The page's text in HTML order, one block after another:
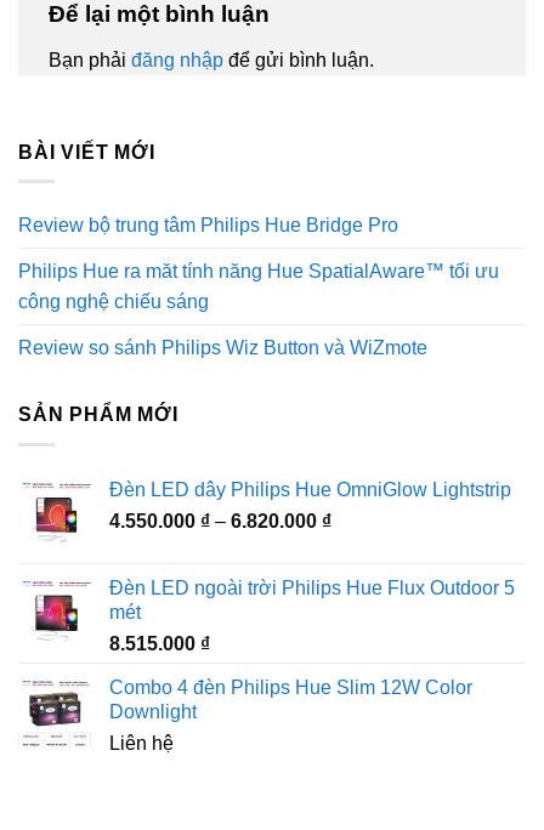
Để lại một bình luận
Bạn phải đăng nhập để gửi bình luận.
BÀI VIẾT MỚI
Review bộ trung tâm Philips Hue Bridge Pro
Philips Hue ra măt tính năng Hue SpatialAware™ tối ưu
công nghệ chiếu sáng
Review so sánh Philips Wiz Button và WiZmote
SẢN PHẨM MỚI
Đèn LED dây Philips Hue OmniGlow Lightstrip
4.550.000 ₫ – 6.820.000 ₫Khoảng
4.550.000 ₫
Đèn LED ngoài trời Philips Hue Flux Outdoor 5
mét
8.515.000 ₫
Combo 4 đèn Philips Hue Slim 12W Color
Downlight
Liên hệ